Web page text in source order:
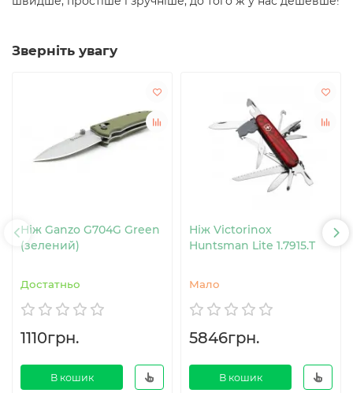
Зверніть увагу
Ніж Ganzo G704G Green
(зелений)
Достатньо
1110грн.
В кошик
Ніж Victorinox
Huntsman Lite 1.7915.T
Мало
5846грн.
В кошик